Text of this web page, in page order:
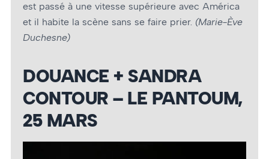
est passé à une vitesse supérieure avec América
et il habite la scène sans se faire prier. (Marie-Ève
Duchesne)
DOUANCE + SANDRA
CONTOUR – LE PANTOUM,
25 MARS